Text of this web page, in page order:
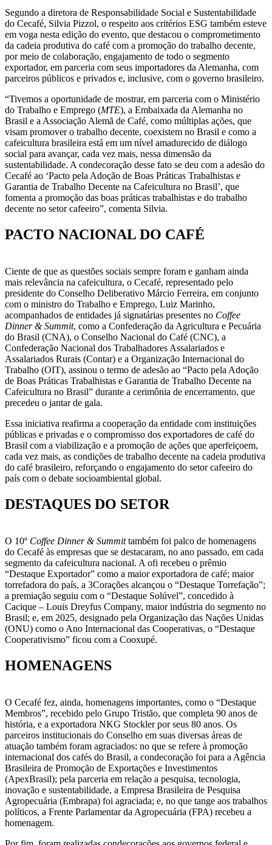
Segundo a diretora de Responsabilidade Social e Sustentabilidade
do Cecafé, Silvia Pizzol, o respeito aos critérios ESG também esteve
em voga nesta edição do evento, que destacou o comprometimento
da cadeia produtiva do café com a promoção do trabalho decente,
por meio de colaboração, engajamento de todo o segmento
exportador, em parceria com seus importadores da Alemanha, com
parceiros públicos e privados e, inclusive, com o governo brasileiro.
“Tivemos a oportunidade de mostrar, em parceria com o Ministério
do Trabalho e Emprego (MTE), a Embaixada da Alemanha no
Brasil e a Associação Alemã de Café, como múltiplas ações, que
visam promover o trabalho decente, coexistem no Brasil e como a
cafeicultura brasileira está em um nível amadurecido de diálogo
social para avançar, cada vez mais, nessa dimensão da
sustentabilidade. A condecoração desse fato se deu com a adesão do
Cecafé ao ‘Pacto pela Adoção de Boas Práticas Trabalhistas e
Garantia de Trabalho Decente na Cafeicultura no Brasil’, que
fomenta a promoção das boas práticas trabalhistas e do trabalho
decente no setor cafeeiro”, comenta Silvia.
PACTO NACIONAL DO CAFÉ
Ciente de que as questões sociais sempre foram e ganham ainda
mais relevância na cafeicultura, o Cecafé, representado pelo
presidente do Conselho Deliberativo Márcio Ferreira, em conjunto
com o ministro do Trabalho e Emprego, Luiz Marinho,
acompanhados de entidades já signatárias presentes no Coffee
Dinner & Summit, como a Confederação da Agricultura e Pecuária
do Brasil (CNA), o Conselho Nacional do Café (CNC), a
Confederação Nacional dos Trabalhadores Assalariados e
Assalariados Rurais (Contar) e a Organização Internacional do
Trabalho (OIT), assinou o termo de adesão ao “Pacto pela Adoção
de Boas Práticas Trabalhistas e Garantia de Trabalho Decente na
Cafeicultura no Brasil” durante a cerimônia de encerramento, que
precedeu o jantar de gala.
Essa iniciativa reafirma a cooperação da entidade com instituições
públicas e privadas e o compromisso dos exportadores de café do
Brasil com a viabilização e a promoção de ações que aperfeiçoem,
cada vez mais, as condições de trabalho decente na cadeia produtiva
do café brasileiro, reforçando o engajamento do setor cafeeiro do
país com o debate socioambiental global.
DESTAQUES DO SETOR
O 10º Coffee Dinner & Summittambém foi palco de homenagens
do Cecafé às empresas que se destacaram, no ano passado, em cada
segmento da cafeicultura nacional. A ofi recebeu o prêmio
“Destaque Exportador” como a maior exportadora de café; maior
torrefadora do país, a 3Corações alcançou o “Destaque Torrefação”;
a premiação seguiu com o “Destaque Solúvel”, concedido à
Cacique – Louis Dreyfus Company, maior indústria do segmento no
Brasil; e, em 2025, designado pela Organização das Nações Unidas
(ONU) como o Ano Internacional das Cooperativas, o “Destaque
Cooperativismo” ficou com a Cooxupé.
HOMENAGENS
O Cecafé fez, ainda, homenagens importantes, como o “Destaque
Membros”, recebido pelo Grupo Tristão, que completa 90 anos de
história, e a exportadora NKG Stockler por seus 80 anos. Os
parceiros institucionais do Conselho em suas diversas áreas de
atuação também foram agraciados: no que se refere à promoção
internacional dos cafés do Brasil, a condecoração foi para a Agência
Brasileira de Promoção de Exportações e Investimentos
(ApexBrasil); pela parceria em relação a pesquisa, tecnologia,
inovação e sustentabilidade, a Empresa Brasileira de Pesquisa
Agropecuária (Embrapa) foi agraciada; e, no que tange aos trabalhos
políticos, a Frente Parlamentar da Agropecuária (FPA) recebeu a
homenagem.